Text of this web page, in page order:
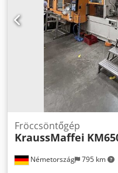
Németország 795 km
Fröccsöntőgép
KraussMaffei